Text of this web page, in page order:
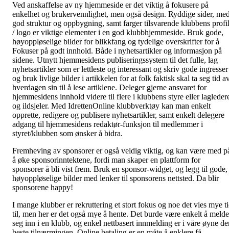
Ved anskaffelse av ny hjemmeside er det viktig å fokusere på
enkelhet og brukervennlighet, men også design. Ryddige sider,
god struktur og oppbygning, samt farger tilsvarende klubbens profil
/ logo er viktige elementer i en god klubbhjemmeside. Bruk gode,
høyoppløselige bilder for blikkfang og tydelige overskrifter for å
Fokuser på godt innhold. Både i nyhetsartikler og informasjon på
sidene. Utnytt hjemmesidens publiseringssystem til det fulle, lag
nyhetsartikler som er lettleste og interessant og skriv gode ingresser
og bruk livlige bilder i artikkelen for at folk faktisk skal ta seg tid
hverdagen sin til å lese artiklene. Deleger gjerne ansvaret for
hjemmesidens innhold videre til flere i klubbens styre eller
og ildsjeler. Med IdrettenOnline klubbverktøy kan man enkelt
opprette, redigere og publisere nyhetsartikler, samt enkelt delegere
adgang til hjemmesidens redaktør-funksjon til medlemmer i
styret/klubben som ønsker å bidra.
Fremheving av sponsorer er også veldig viktig, og kan være med
å øke sponsorinntektene, fordi man skaper en plattform for
sponsorer å bli vist frem. Bruk en sponsor-widget, og legg til gode,
høyoppløselige bilder med lenker til sponsorens nettsted. Da blir
sponsorene happy!
I mange klubber er rekruttering et stort fokus og noe det vies mye
til, men her er det også mye å hente. Det burde være enkelt å melde
seg inn i en klubb, og enkel nettbasert innmelding er i våre øyne